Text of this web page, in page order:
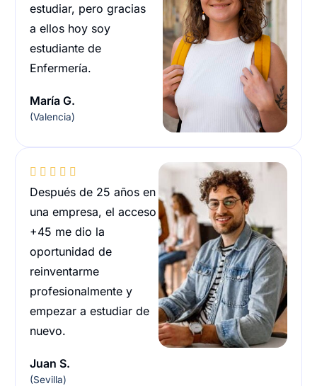
estudiar, pero gracias
a ellos hoy soy
estudiante de
Enfermería.
María G.
(Valencia)
    
Después de 25 años en
una empresa, el acceso
+45 me dio la
oportunidad de
reinventarme
profesionalmente y
empezar a estudiar de
nuevo.
Juan S.
(Sevilla)